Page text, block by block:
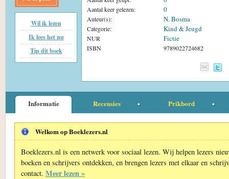
Wil ik lezen
Ik lees het nu
Tip dit boek
Aantal keer gelezen: 0
Auteur(s): N. Bosma
Categorie: Kind & Jeugd
NUR Fictie
ISBN 9789022724682
Informatie Recensies Prikbord
Welkom op Boeklezers.nl
Boeklezers.nl is een netwerk voor sociaal lezen. Wij helpen lezers
boeken en schrijvers ontdekken, en brengen lezers met elkaar en
contact. Meer lezen »